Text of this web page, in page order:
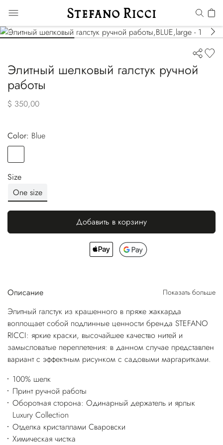
Элитный шелковый галстук ручной
работы
$ 350,00
Color:
blue
Size
One size
Добавить в корзину
Описание Показать больше
Элитный галстук из крашенного в пряже жаккарда
воплощает собой подлинные ценности бренда STEFANO
RICCI: яркие краски, высочайшее качество нитей и
замысловатые переплетения: в данном случае представлен
вариант с эффектным рисунком с садовыми маргаритками.
100% шелк
Принт ручной работы
Оборотная сторона: Одинарный держатель и ярлык
Luxury Collection
Отделка кристаллами Сваровски
Химическая чистка